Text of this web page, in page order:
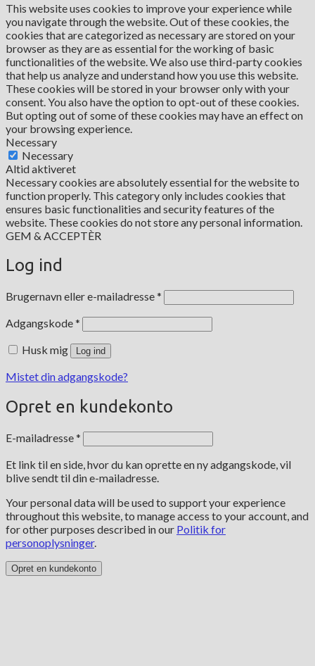
This website uses cookies to improve your experience while
you navigate through the website. Out of these cookies, the
cookies that are categorized as necessary are stored on your
browser as they are as essential for the working of basic
functionalities of the website. We also use third-party cookies
that help us analyze and understand how you use this website.
These cookies will be stored in your browser only with your
consent. You also have the option to opt-out of these cookies.
But opting out of some of these cookies may have an effect on
your browsing experience.
Necessary
Necessary
Altid aktiveret
Necessary cookies are absolutely essential for the website to
function properly. This category only includes cookies that
ensures basic functionalities and security features of the
website. These cookies do not store any personal information.
GEM & ACCEPTÈR
Log ind
Brugernavn eller e-mailadresse*
Adgangskode*
Husk mig Log ind
Mistet din adgangskode?
Opret en kundekonto
E-mailadresse*
Et link til en side, hvor du kan oprette en ny adgangskode, vil
blive sendt til din e-mailadresse.
Your personal data will be used to support your experience
throughout this website, to manage access to your account, and
for other purposes described in our Politik for
personoplysninger.
Opret en kundekonto